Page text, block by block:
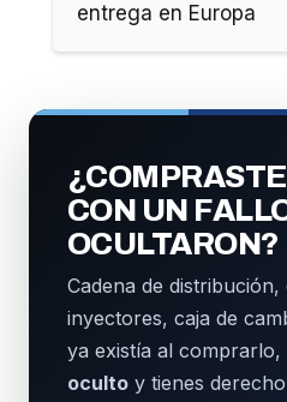
entrega en Europa
CON UN
OCULTARON?
Cadena de
inyectores, caja de
ya existía al comprarlo,
oculto y tienes